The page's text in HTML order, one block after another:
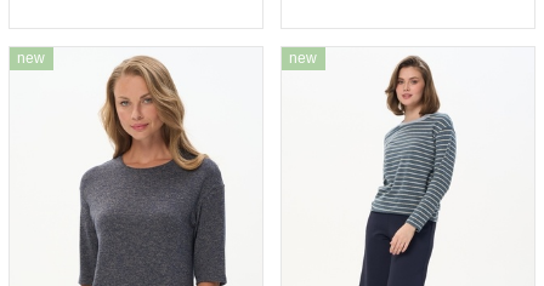
new new